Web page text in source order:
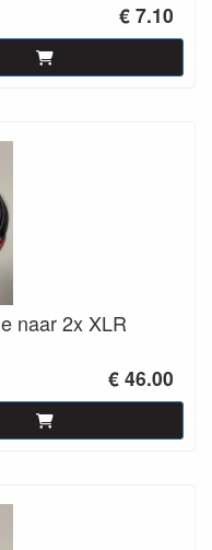
€ 7.10
naar 2x XLR
€ 46.00